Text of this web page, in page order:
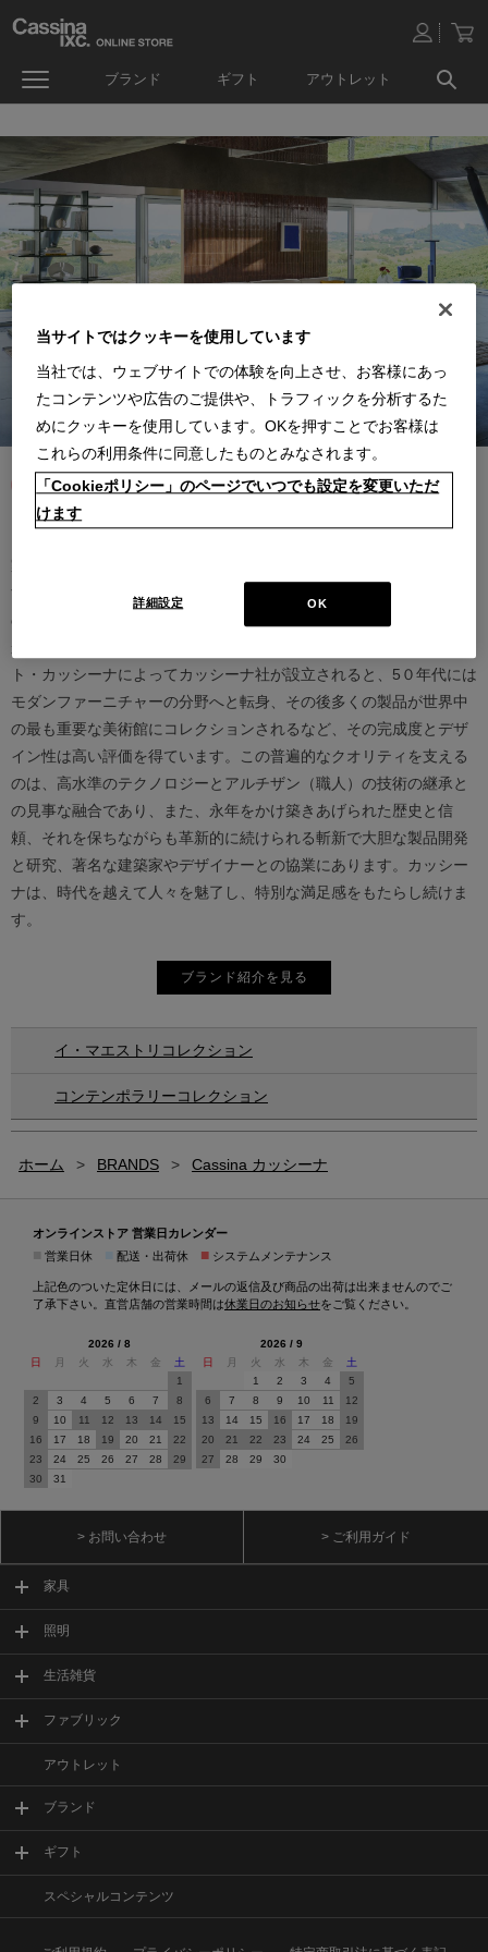
ブランド ギフト アウトレット
す。17世紀、イタリアで誕生したカッシーナは、教会の木製チェア
の製造に始まり、その後豪華客船の内装などを手掛け、技術力を確
かなものとしました。1927年にチェーザレ・カッシーナとウンベル
ト・カッシーナによってカッシーナ社が設立されると、5０年代には
モダンファーニチャーの分野へと転身、その後多くの製品が世界中
の最も重要な美術館にコレクションされるなど、その完成度とデザ
イン性は高い評価を得ています。この普遍的なクオリティを支える
のは、高水準のテクノロジーとアルチザン（職人）の技術の継承と
の見事な融合であり、また、永年をかけ築きあげられた歴史と信
頼、それを保ちながらも革新的に続けられる斬新で大胆な製品開発
と研究、著名な建築家やデザイナーとの協業にあります。カッシー
ナは、時代を越えて人々を魅了し、特別な満足感をもたらし続けま
す。
ブランド紹介を見る
イ・マエストリコレクション
コンテンポラリーコレクション
ホーム > BRANDS > Cassina カッシーナ
オンラインストア 営業日カレンダー
営業日休 配送・出荷休 ■ システムメンテナンス
上記色のついた定休日には、メールの返信及び商品の出荷は出来ませんのでご
了承下さい。直営店舗の営業時間は休業日のお知らせをご覧ください。
2026 / 8
日
月 火 水 木 金
土
1
2
3 4 5 6 7
8
9
10 11 12 13 14
15
16
17 18 19 20 21
22
23
24 25 26 27 28
29
30
31
2026 / 9
日
月 火 水 木 金
土
1
2 3 4
5
6
7 8 9 10 11
12
13
14 15 16 17 18
19
20
21 22 23 24 25
26
27
28 29 30
> お問い合わせ > ご利用ガイド
家具
照明
生活雑貨
ファブリック
アウトレット
ブランド
ギフト
スペシャルコンテンツ
当サイトではクッキーを使用しています
当社では、ウェブサイトでの体験を向上させ、お客様にあっ
たコンテンツや広告のご提供や、トラフィックを分析するた
めにクッキーを使用しています。OKを押すことでお客様は
これらの利用条件に同意したものとみなされます。
「Cookieポリシー」のページでいつでも設定を変更いただ
けます
OK
詳細設定